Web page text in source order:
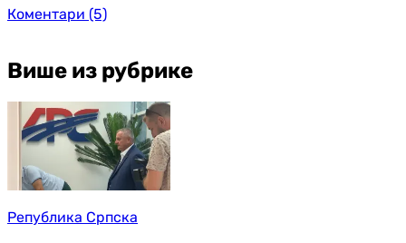
Коментари (5)
Више из рубрике
Република Српска